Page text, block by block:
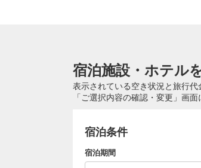
宿泊施設・ホテル
表示されている空き状況と旅行
「ご選択内容の確認・変更」画面
宿泊条件
宿泊期間